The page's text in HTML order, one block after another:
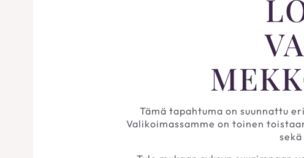
Tämä tapahtuma on suunnattu
Valikoimassamme on toinen